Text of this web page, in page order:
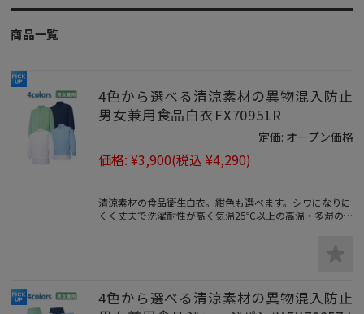
商品一覧
4色から選べる清涼素材の異物混入防止
男女兼用食品白衣FX70951R
定価: オープン価格
価格: ¥3,900(税込 ¥4,290)
清涼素材の食品衛生白衣。紺色も選べます。シワになりに
くく丈夫で洗濯耐性が高く気温25℃以上の高温・多湿の
4色から選べる清涼素材の異物混入防止